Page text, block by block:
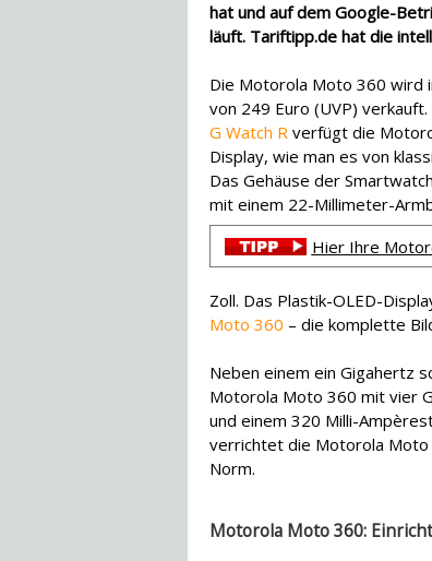
hat und auf dem Google-
läuft. Tariftipp.de hat die
Die Motorola Moto 360 wird
von 249 Euro (UVP)
G Watch R verfügt die
Display, wie man es von
Das Gehäuse der
mit einem 22-Millimeter-
Hier Ihre
Zoll. Das Plastik-OLED-
Moto 360 – die komplette
Neben einem ein Gigahertz
Motorola Moto 360 mit vier
und einem 320 Milli-
verrichtet die Motorola Moto
Norm.
Motorola Moto 360: